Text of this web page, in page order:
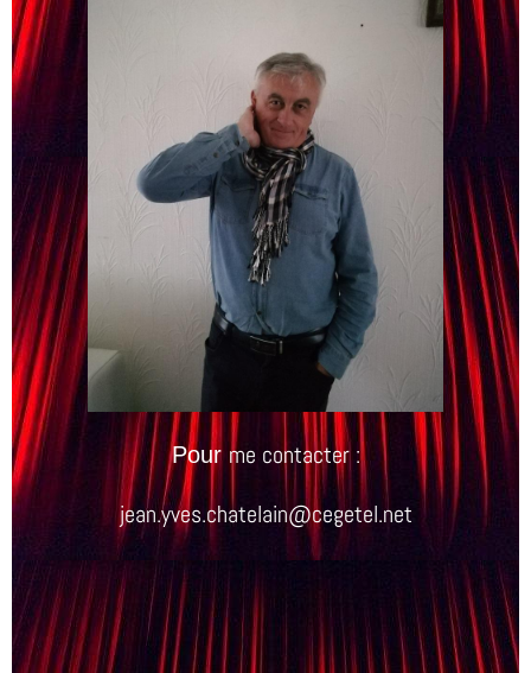
Pour me contacter :
jean.yves.chatelain@cegetel.net